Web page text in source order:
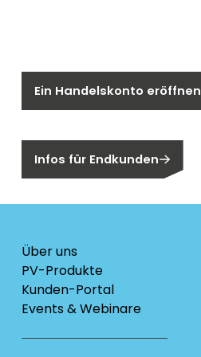
Ein Handelskonto eröffnen
Infos für Endkunden
Über uns
PV-Produkte
Kunden-Portal
Events & Webinare